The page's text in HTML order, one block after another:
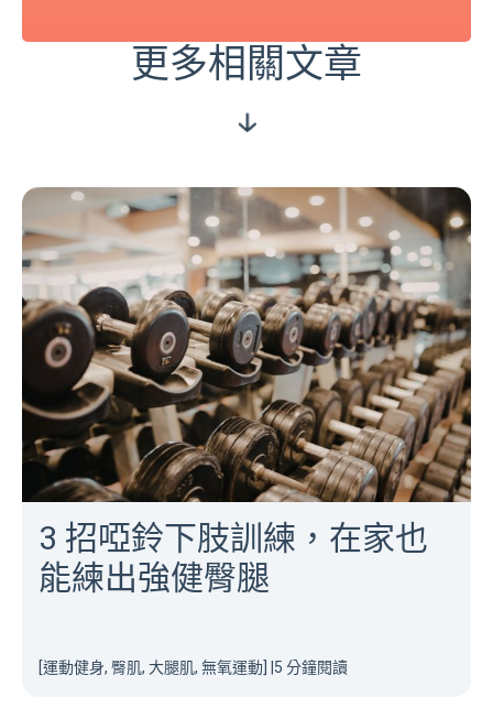
更多相關文章
3 招啞鈴下肢訓練，在家也
能練出強健臀腿
[運動健身, 臀肌, 大腿肌, 無氧運動] 5 分鐘閱讀